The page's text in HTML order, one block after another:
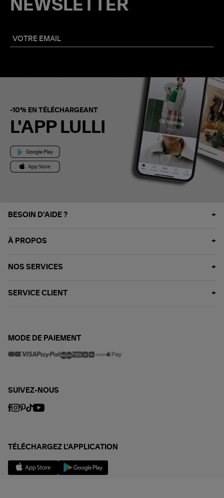
NEWSLETTER
-10% EN TÉLÉCHARGEANT
L'APP LULLI
BESOIN D'AIDE ?
À PROPOS
NOS SERVICES
SERVICE CLIENT
MODE DE PAIEMENT
SUIVEZ-NOUS
TÉLÉCHARGEZ L'APPLICATION